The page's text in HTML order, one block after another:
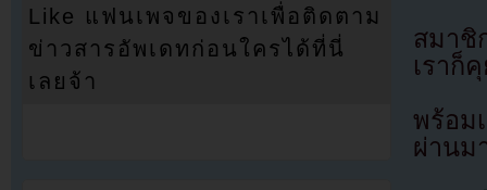
สมาชิ
เราก็
พร้อม
ผ่านม
Like แฟนเพจของเราเพื่อติดตาม
ข่าวสารอัพเดทก่อนใครได้ที่นี่
เลยจ้า